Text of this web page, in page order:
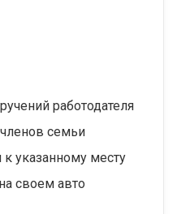
работодателя
семьи
указанному месту
своем авто